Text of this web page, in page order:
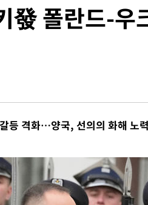
發 폴란드-우
등 격화…양국, 선의의 화해 노